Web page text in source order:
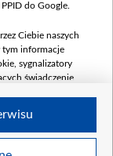
do Google.
Ciebie naszych
tym informacje
sygnalizatory
świadczenie
Ciebie